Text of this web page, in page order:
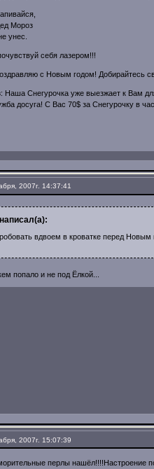
Мороз
унес.
себя лазером!!!
с Новым годом! Добирайтесь
Наша Снегурочка уже выезжает к Вам
досуга! С Вас 70$ за Снегурочку в
2007г. 14:37:41
вдвоем в кроватке перед Новым
попало и не под Ёлкой...
2007г. 15:07:39
перлы